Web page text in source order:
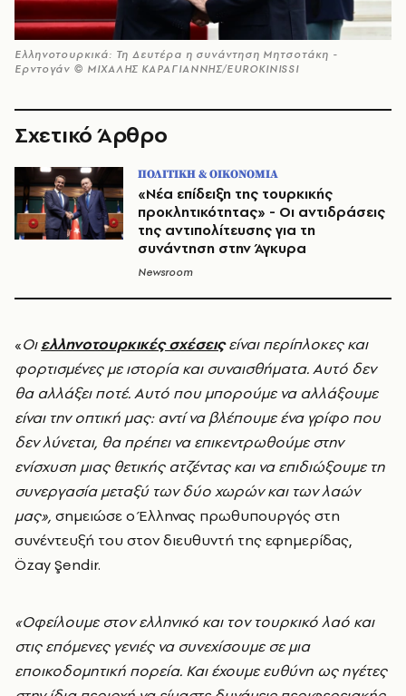
Ελληνοτουρκικά: Τη Δευτέρα η συνάντηση Μητσοτάκη -
Ερντογάν © ΜΙΧΑΛΗΣ ΚΑΡΑΓΙΑΝΝΗΣ/EUROKINISSI
Σχετικό Άρθρο
ΠΟΛΙΤΙΚΗ & ΟΙΚΟΝΟΜΙΑ
«Νέα επίδειξη της τουρκικής
προκλητικότητας» - Οι αντιδράσεις
της αντιπολίτευσης για τη
συνάντηση στην Άγκυρα
Newsroom
«Οι ελληνοτουρκικές σχέσεις είναι περίπλοκες και
φορτισμένες με ιστορία και συναισθήματα. Αυτό δεν
θα αλλάξει ποτέ. Αυτό που μπορούμε να αλλάξουμε
είναι την οπτική μας: αντί να βλέπουμε ένα γρίφο που
δεν λύνεται, θα πρέπει να επικεντρωθούμε στην
ενίσχυση μιας θετικής ατζέντας και να επιδιώξουμε τη
συνεργασία μεταξύ των δύο χωρών και των λαών
μας», σημειώσε ο Έλληνας πρωθυπουργός στη
συνέντευξή του στον διευθυντή της εφημερίδας,
Özay Şendir.
«Οφείλουμε στον ελληνικό και τον τουρκικό λαό και
στις επόμενες γενιές να συνεχίσουμε σε μια
εποικοδομητική πορεία. Και έχουμε ευθύνη ως ηγέτες